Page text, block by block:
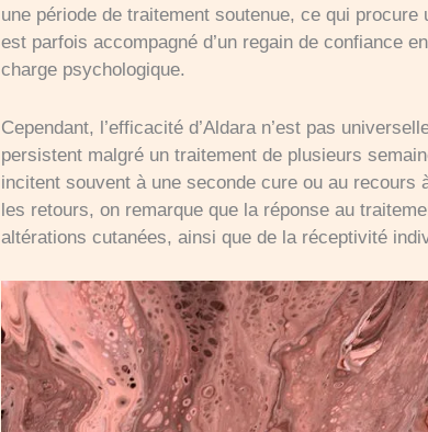
une période de traitement soutenue, ce qui
est parfois accompagné d’un regain de confiance
charge psychologique.
Cependant, l’efficacité d’Aldara n’est pas
persistent malgré un traitement de plusieurs
incitent souvent à une seconde cure ou au
les retours, on remarque que la réponse au
altérations cutanées, ainsi que de la réceptivité